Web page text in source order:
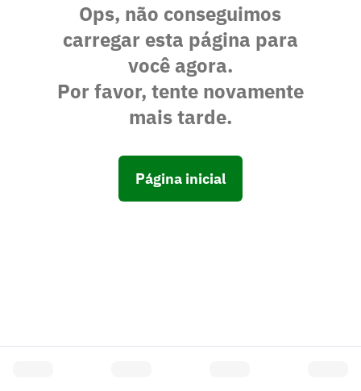
Ops, não conseguimos
carregar esta página para
você agora.
Por favor, tente novamente
mais tarde.
Página inicial